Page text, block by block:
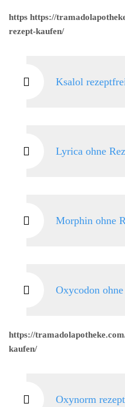
https https://
rezept-kaufen/
Ksalol
Lyrica ohne
Morphin ohne
Oxycodon
https://
kaufen/
Oxynorm